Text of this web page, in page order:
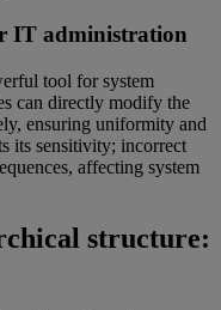
IT administration
tool for system
can directly modify the
ensuring uniformity and
its sensitivity; incorrect
affecting system
structure: